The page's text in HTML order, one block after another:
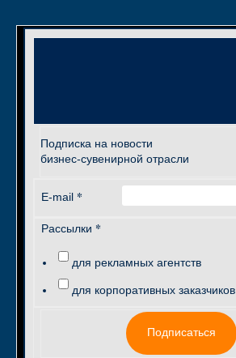
Подписка на новости
бизнес-сувенирной отрасли
E-mail *
Рассылки *
для рекламных агентств
для корпоративных заказчиков
Подписаться